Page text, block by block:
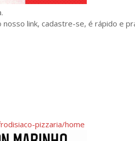
nosso link, cadastre-se, é rápido e
pizzaria/home